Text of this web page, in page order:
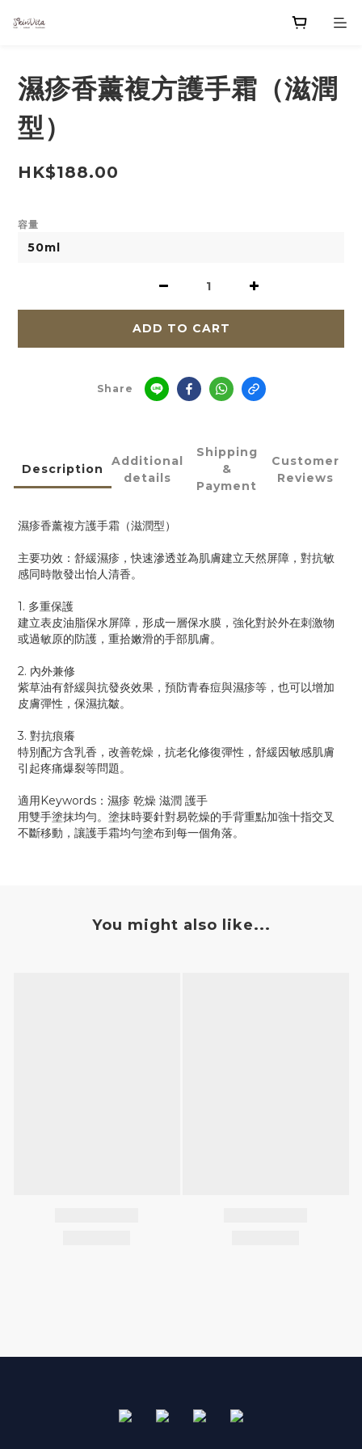
濕疹香薰複方護手霜（滋潤
型）
HK$188.00
容量
ADD TO CART
Share
Description
Additional
details
Shipping
&
Payment
Customer
Reviews
濕疹香薰複方護手霜（滋潤型）
主要功效：舒緩濕疹，快速滲透並為肌膚建立天然屏障，對抗敏
感同時散發出怡人清香。
1. 多重保護
建立表皮油脂保水屏障，形成一層保水膜，強化對於外在刺激物
或過敏原的防護，重拾嫩滑的手部肌膚。
2. 內外兼修
紫草油有舒緩與抗發炎效果，預防青春痘與濕疹等，也可以增加
皮膚彈性，保濕抗皺。
3. 對抗痕癢
特別配方含乳香，改善乾燥，抗老化修復彈性，舒緩因敏感肌膚
引起疼痛爆裂等問題。
適用Keywords：濕疹 乾燥 滋潤 護手
用雙手塗抹均勻。塗抹時要針對易乾燥的手背重點加強十指交叉
不斷移動，讓護手霜均勻塗布到每一個角落。
You might also like...